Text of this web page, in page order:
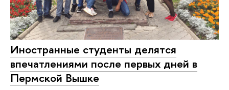
Иностранные студенты делятся
впечатлениями после первых дней в
Пермской Вышке